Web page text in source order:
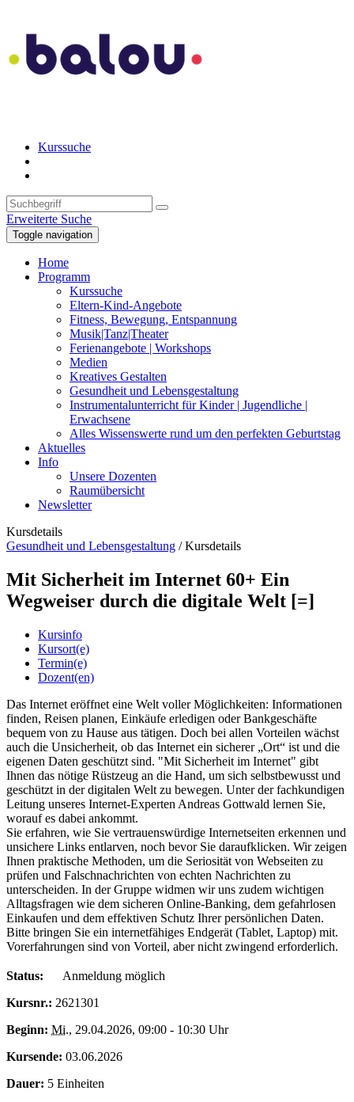
Kurssuche
Erweiterte Suche
Toggle navigation
Home
Programm
Kurssuche
Eltern-Kind-Angebote
Fitness, Bewegung, Entspannung
Musik|Tanz|Theater
Ferienangebote | Workshops
Medien
Kreatives Gestalten
Gesundheit und Lebensgestaltung
Instrumentalunterricht für Kinder | Jugendliche |
Erwachsene
Alles Wissenswerte rund um den perfekten Geburtstag
Aktuelles
Info
Unsere Dozenten
Raumübersicht
Newsletter
Kursdetails
Gesundheit und Lebensgestaltung /Kursdetails
Mit Sicherheit im Internet 60+ Ein
Wegweiser durch die digitale Welt [=]
Kursinfo
Kursort(e)
Termin(e)
Dozent(en)
Das Internet eröffnet eine Welt voller Möglichkeiten: Informationen
finden, Reisen planen, Einkäufe erledigen oder Bankgeschäfte
bequem von zu Hause aus tätigen. Doch bei allen Vorteilen wächst
auch die Unsicherheit, ob das Internet ein sicherer „Ort“ ist und die
eigenen Daten geschützt sind. "Mit Sicherheit im Internet" gibt
Ihnen das nötige Rüstzeug an die Hand, um sich selbstbewusst und
geschützt in der digitalen Welt zu bewegen. Unter der fachkundigen
Leitung unseres Internet-Experten Andreas Gottwald lernen Sie,
worauf es dabei ankommt.
Sie erfahren, wie Sie vertrauenswürdige Internetseiten erkennen und
unsichere Links entlarven, noch bevor Sie daraufklicken. Wir zeigen
Ihnen praktische Methoden, um die Seriosität von Webseiten zu
prüfen und Falschnachrichten von echten Nachrichten zu
unterscheiden. In der Gruppe widmen wir uns zudem wichtigen
Alltagsfragen wie dem sicheren Online-Banking, dem gefahrlosen
Einkaufen und dem effektiven Schutz Ihrer persönlichen Daten.
Bitte bringen Sie ein internetfähiges Endgerät (Tablet, Laptop) mit.
Vorerfahrungen sind von Vorteil, aber nicht zwingend erforderlich.
Status:
Anmeldung möglich
Kursnr.: 2621301
Beginn: Mi., 29.04.2026, 09:00 - 10:30 Uhr
Kursende: 03.06.2026
Dauer: 5 Einheiten